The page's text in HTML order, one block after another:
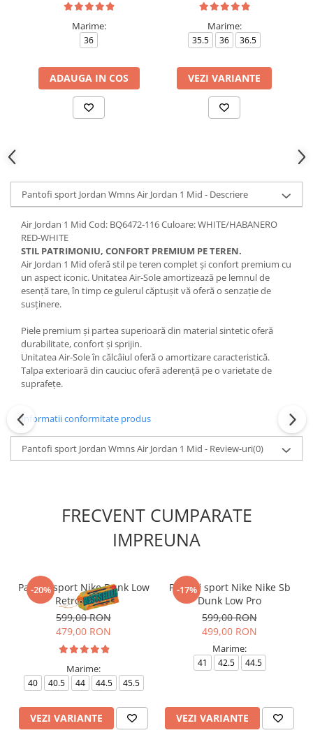
Marime:
36
ADAUGA IN COS
Marime:
35.5 36 36.5
VEZI VARIANTE
Pantofi sport Jordan Wmns Air Jordan 1 Mid - Descriere
Air Jordan 1 Mid Cod: BQ6472-116 Culoare: WHITE/HABANERO
RED-WHITE
STIL PATRIMONIU, CONFORT PREMIUM PE TEREN.
Air Jordan 1 Mid oferă stil pe teren complet și confort premium cu
un aspect iconic. Unitatea Air-Sole amortizează pe lemnul de
esență tare, în timp ce gulerul căptușit vă oferă o senzație de
susținere.
Piele premium și partea superioară din material sintetic oferă
durabilitate, confort și sprijin.
Unitatea Air-Sole în călcâiul oferă o amortizare caracteristică.
Talpa exterioară din cauciuc oferă aderență pe o varietate de
suprafețe.
Informatii conformitate produs
Pantofi sport Jordan Wmns Air Jordan 1 Mid - Review-uri(0)
FRECVENT CUMPARATE
IMPREUNA
-20%
Pantofi sport Nike Dunk Low
Retro Panda
599,00 RON
479,00 RON
Marime:
40 40.5 44 44.5 45.5
VEZI VARIANTE
-17%
Pantofi sport Nike Nike Sb
Dunk Low Pro
599,00 RON
499,00 RON
Marime:
41 42.5 44.5
VEZI VARIANTE